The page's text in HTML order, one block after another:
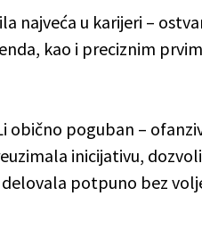
najveća u karijeri –
kao i preciznim
obično poguban –
inicijativu,
potpuno bez